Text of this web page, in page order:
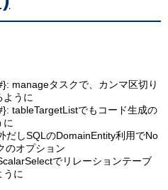
manageタスクで、カンマ区切り
ように
tableTargetListでもコード生成の
に
だしSQLのDomainEntity利用でNo
のオプション
でリレーションテーブ
うに